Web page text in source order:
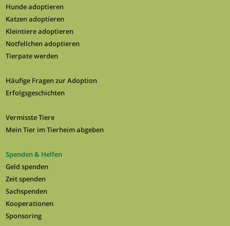
Hunde adoptieren
Katzen adoptieren
Kleintiere adoptieren
Notfellchen adoptieren
Tierpate werden
Häufige Fragen zur Adoption
Erfolgsgeschichten
Vermisste Tiere
Mein Tier im Tierheim abgeben
Spenden & Helfen
Geld spenden
Zeit spenden
Sachspenden
Kooperationen
Sponsoring